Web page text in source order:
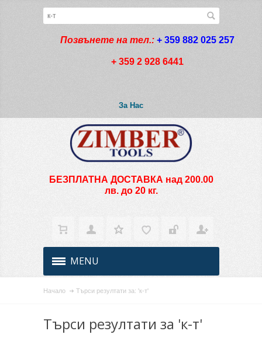
Позвънете на тел.: + 359 882 025 257
+ 359 2 928 6441
За Нас
БЕЗПЛАТНА ДОСТАВКА над 200.00
лв. до 20 кг.
MENU
Начало Търси резултати за: 'к-т'
Търси резултати за 'к-т'